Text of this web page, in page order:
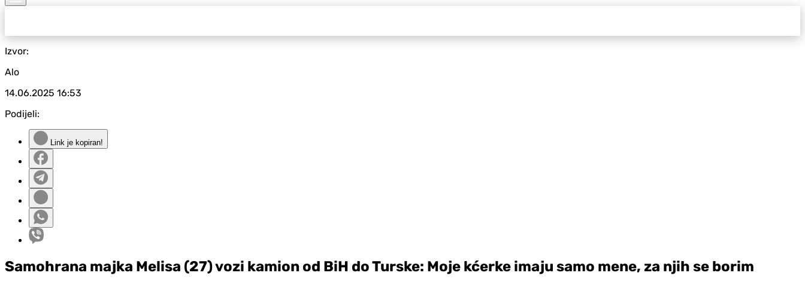
Izvor:
Alo
14.06.2025 16:53
Podijeli:
Link je kopiran!
Samohrana majka Melisa (27) vozi kamion od BiH do Turske: Moje kćerke imaju samo mene, za njih se borim